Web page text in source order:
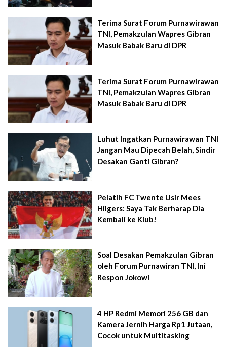
Terima Surat Forum Purnawirawan
TNI, Pemakzulan Wapres Gibran
Masuk Babak Baru di DPR
Terima Surat Forum Purnawirawan
TNI, Pemakzulan Wapres Gibran
Masuk Babak Baru di DPR
Luhut Ingatkan Purnawirawan TNI
Jangan Mau Dipecah Belah, Sindir
Desakan Ganti Gibran?
Pelatih FC Twente Usir Mees
Hilgers: Saya Tak Berharap Dia
Kembali ke Klub!
Soal Desakan Pemakzulan Gibran
oleh Forum Purnawiran TNI, Ini
Respon Jokowi
4 HP Redmi Memori 256 GB dan
Kamera Jernih Harga Rp1 Jutaan,
Cocok untuk Multitasking